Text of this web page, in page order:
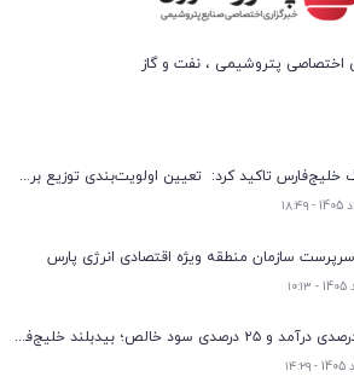
اختصاصی پتروشیمی ، نفت و گاز
هلدینگ خلیج‌فارس تاکید کرد: تعیین اولویت‌بندی توزیع برق پتروشیمی‌ها، صرفا با شرکت ملی صنایع پتروشیمی ایران است
سازمان منطقه ویژه اقتصادی انرژی پارس
رشد ۴۹ درصدی درآمد و ۲۵ درصدی سود خالص؛ بیدبلند خلیج‌فارس سال ۱۴۰۴ را با رکوردهای جدید به پایان رساند